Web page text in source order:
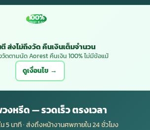
100%
MONEY BACK
ส่งไม่ถึงวัด คืนเงินเต็มจำนวน
ดตามนัด Aorest คืนเงิน 100% ไม่มีข้อแม้
ดูเงื่อนไข →
งหรีด — รวดเร็ว ตรงเวลา
5 นาที · ส่งถึงหน้างานศพภายใน 24 ชั่วโมง